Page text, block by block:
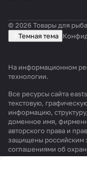
© 2026 Товары для
Темная тема
На информационном
технологии.
Все ресурсы сайта
текстовую,
информацию,
доменное имя,
авторского права и
защищены российским
соглашениями об